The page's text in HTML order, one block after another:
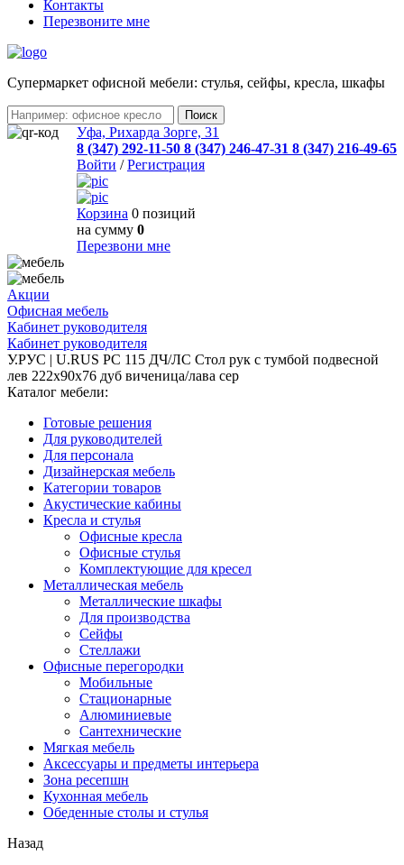
Контакты
Перезвоните мне
Cупермаркет офисной мебели: стулья, сейфы, кресла, шкафы
Уфа, Рихарда Зорге, 31
8 (347) 292-11-50 8 (347) 246-47-31 8 (347) 216-49-65
Войти /Регистрация
Корзина 0 позиций
на сумму 0
Перезвони мне
Акции
Офисная мебель
Кабинет руководителя
Кабинет руководителя
У.РУС | U.RUS PC 115 ДЧ/ЛС Стол рук с тумбой подвесной
лев 222х90х76 дуб виченица/лава сер
Каталог мебели:
Готовые решения
Для руководителей
Для персонала
Дизайнерская мебель
Категории товаров
Акустические кабины
Кресла и стулья
Офисные кресла
Офисные стулья
Комплектующие для кресел
Металлическая мебель
Металлические шкафы
Для производства
Сейфы
Стеллажи
Офисные перегородки
Мобильные
Стационарные
Алюминиевые
Сантехнические
Мягкая мебель
Аксессуары и предметы интерьера
Зона ресепшн
Кухонная мебель
Обеденные столы и стулья
Назад